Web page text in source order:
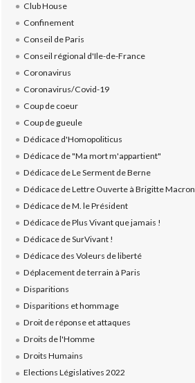
Club House
Confinement
Conseil de Paris
Conseil régional d'Ile-de-France
Coronavirus
Coronavirus/Covid-19
Coup de coeur
Coup de gueule
Dédicace d'Homopoliticus
Dédicace de "Ma mort m'appartient"
Dédicace de Le Serment de Berne
Dédicace de Lettre Ouverte à Brigitte Macron
Dédicace de M. le Président
Dédicace de Plus Vivant que jamais !
Dédicace de SurVivant !
Dédicace des Voleurs de liberté
Déplacement de terrain à Paris
Disparitions
Disparitions et hommage
Droit de réponse et attaques
Droits de l'Homme
Droits Humains
Elections Législatives 2022